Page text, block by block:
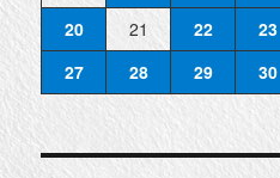
20
21 22 23
27
28 29 30